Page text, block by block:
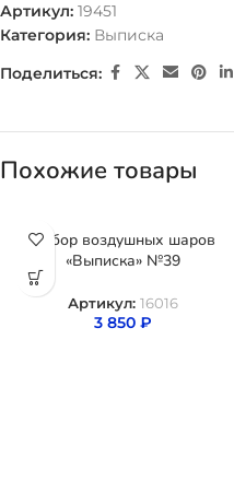
Артикул: 19451
Категория: Выписка
Поделиться:
Похожие товары
Набор воздушных шаров
«Выписка» №39
Артикул: 16016
3 850 ₽